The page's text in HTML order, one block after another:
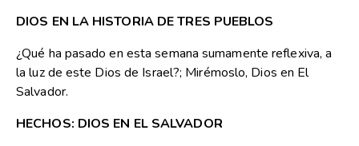
DIOS EN LA HISTORIA DE TRES PUEBLOS
¿Qué ha pasado en esta semana sumamente reflexiva, a
la luz de este Dios de Israel?; Mirémoslo, Dios en El
Salvador.
HECHOS: DIOS EN EL SALVADOR